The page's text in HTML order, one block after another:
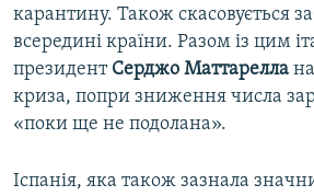
карантину. Також скасовується
всередині країни. Разом із цим
президент Серджо Маттарелла
криза, попри зниження числа
«поки ще не подолана».
Іспанія, яка також зазнала